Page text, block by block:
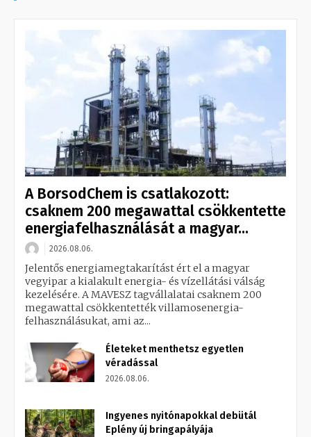
A BorsodChem is csatlakozott:
csaknem 200 megawattal csökkentette
energiafelhasználását a magyar...
2026.08.06.
Jelentős energiamegtakarítást ért el a magyar
vegyipar a kialakult energia- és vízellátási válság
kezelésére. A MAVESZ tagvállalatai csaknem 200
megawattal csökkentették villamosenergia-
felhasználásukat, ami az...
Életeket menthetsz egyetlen
véradással
2026.08.06.
Ingyenes nyitónapokkal debütál
Eplény új bringapályája